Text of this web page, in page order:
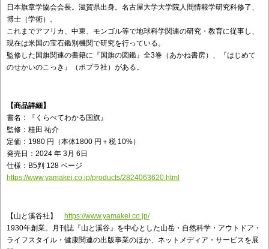
日本旗章学協会会長。滋賀県出身。名古屋大学大学院人間情報学研究科修了、
博士（学術）。
これまでアフリカ、中東、モンゴル等で地球科学関連の研究・教育に従事し、
現在は米国の宝石鑑別機関で研究を行っている。
監修した国旗関連の書籍に『国旗の図鑑』全3巻（あかね書房）、『はじめて
のせかいのこっき』（ポプラ社）がある。
【商品詳細】
書名：『くらべてわかる国旗』
監修：桂田 祐介
定価：1980 円（本体1800 円＋税 10%）
発売日：2024 年 3月 6日
仕様：B5判 128 ページ
https://www.yamakei.co.jp/products/2824063620.html
【山と溪谷社】 https://www.yamakei.co.jp/
1930年創業。月刊誌『山と溪谷』を中心とした山岳・自然科学・アウトドア・
ライフスタイル・健康関連の出版事業のほか、ネットメディア・サービスを展